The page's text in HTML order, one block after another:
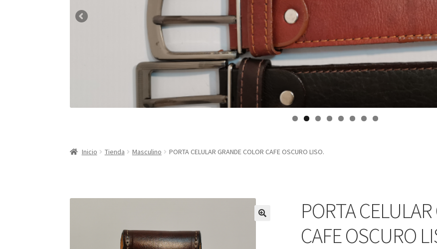
Inicio Tienda Masculino PORTA CELULAR GRANDE COLOR CAFE OSCURO LISO.
PORTA
CAFE OSCURO